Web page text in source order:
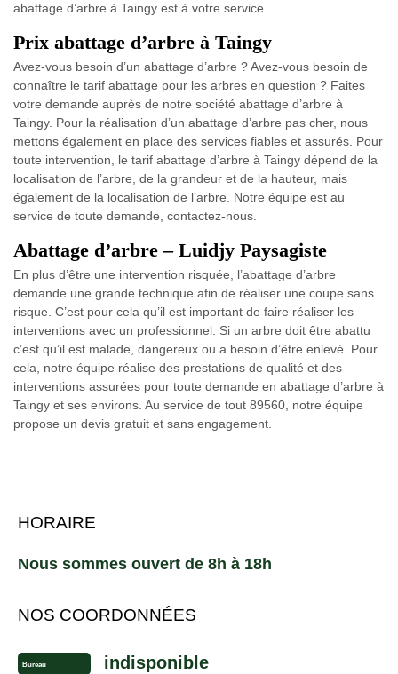
abattage d’arbre à Taingy est à votre service.
Prix abattage d’arbre à Taingy
Avez-vous besoin d’un abattage d’arbre ? Avez-vous besoin de
connaître le tarif abattage pour les arbres en question ? Faites
votre demande auprès de notre société abattage d’arbre à
Taingy. Pour la réalisation d’un abattage d’arbre pas cher, nous
mettons également en place des services fiables et assurés. Pour
toute intervention, le tarif abattage d’arbre à Taingy dépend de la
localisation de l’arbre, de la grandeur et de la hauteur, mais
également de la localisation de l’arbre. Notre équipe est au
service de toute demande, contactez-nous.
Abattage d’arbre – Luidjy Paysagiste
En plus d’être une intervention risquée, l’abattage d’arbre
demande une grande technique afin de réaliser une coupe sans
risque. C’est pour cela qu’il est important de faire réaliser les
interventions avec un professionnel. Si un arbre doit être abattu
c’est qu’il est malade, dangereux ou a besoin d’être enlevé. Pour
cela, notre équipe réalise des prestations de qualité et des
interventions assurées pour toute demande en abattage d’arbre à
Taingy et ses environs. Au service de tout 89560, notre équipe
propose un devis gratuit et sans engagement.
HORAIRE
Nous sommes ouvert de 8h à 18h
NOS COORDONNÉES
Bureau indisponible